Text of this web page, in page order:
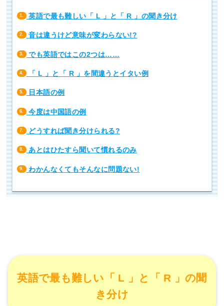
1. 英語で最も難しい「 L 」と「 R 」の聞き分け
2. 音は違うけど意味が変わらない!?
3. でも英語ではこの2つは……
4. 「 L 」と「 R 」を間違うとイタい例
5. 日本語の例
6. 今度は中国語の例
7. どうすれば聞き分けられる?
8. あとはひたすら聞いて慣れるのみ
9. わかんなくてもそんなに問題ない!
英語で最も難しい「 L 」と「 R 」の聞
き分け